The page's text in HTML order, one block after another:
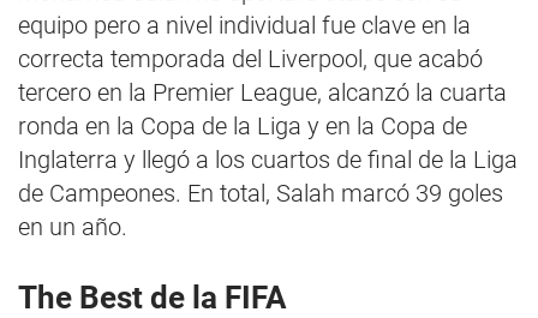
equipo pero a nivel individual fue clave en la
correcta temporada del Liverpool, que acabó
tercero en la Premier League, alcanzó la cuarta
ronda en la Copa de la Liga y en la Copa de
Inglaterra y llegó a los cuartos de final de la Liga
de Campeones. En total, Salah marcó 39 goles
en un año.
The Best de la FIFA